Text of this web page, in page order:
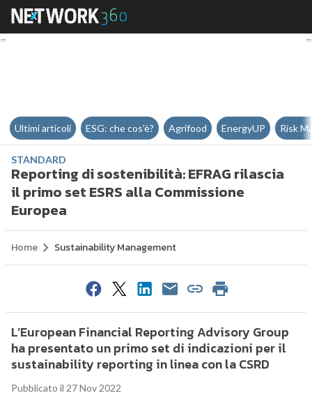
Reporting di sostenibilità:
Ultimi articoli ESG: che cos'è? Agrifood EnergyUP Risk
STANDARD
Reporting di sostenibilità: EFRAG rilascia
il primo set ESRS alla Commissione
Europea
Home Sustainability Management
L’European Financial Reporting Advisory Group
ha presentato un primo set di indicazioni per il
sustainability reporting in linea con la CSRD
Pubblicato il 27 Nov 2022